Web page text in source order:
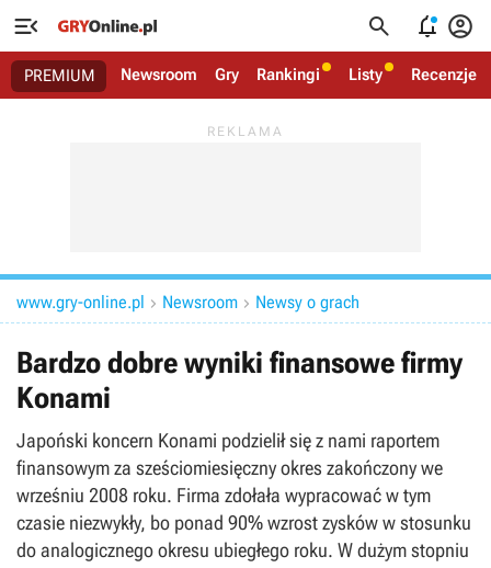
   
PREMIUM Newsroom Gry Rankingi Listy Recenzje
www.gry-online.pl  Newsroom  Newsy o grach
Bardzo dobre wyniki finansowe firmy
Konami
Japoński koncern Konami podzielił się z nami raportem
finansowym za sześciomiesięczny okres zakończony we
wrześniu 2008 roku. Firma zdołała wypracować w tym
czasie niezwykły, bo ponad 90% wzrost zysków w stosunku
do analogicznego okresu ubiegłego roku. W dużym stopniu